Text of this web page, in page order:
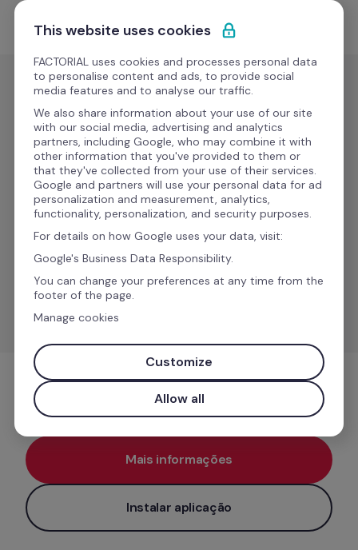
Saltar para o conteúdo
Comece grátis
Folha de
pagamento
DATEV
LODAS -
Export
new
hires
Gira as exportações de dados dos colaboradores da
Folha de pagamento
Mais informações
Instalar aplicação
This website uses cookies
FACTORIAL uses cookies and processes personal data
to personalise content and ads, to provide social
media features and to analyse our traffic.
We also share information about your use of our site
with our social media, advertising and analytics
partners, including Google, who may combine it with
other information that you've provided to them or
that they've collected from your use of their services.
Google and partners will use your personal data for ad
personalization and measurement, analytics,
functionality, personalization, and security purposes.
For details on how Google uses your data, visit:
Google's Business Data Responsibility.
You can change your preferences at any time from the
footer of the page.
Manage cookies
Customize
Allow all